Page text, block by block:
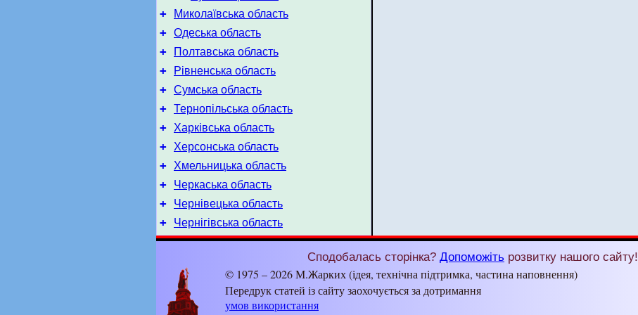
+ Миколаївська область
+ Одеська область
+ Полтавська область
+ Рівненська область
+ Сумська область
+ Тернопільська область
+ Харківська область
+ Херсонська область
+ Хмельницька область
+ Черкаська область
+ Чернівецька область
+ Чернігівська область
Сподобалась сторінка? Допоможіть розвитку нашого сайту!
© 1975 – 2026 М.Жарких (ідея, технічна підтримка, частина наповнення)
Передрук статей із сайту заохочується за дотримання
умов використання